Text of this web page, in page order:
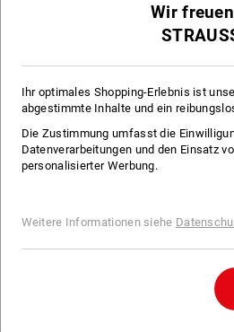
Wir
Ihr optimales Shopping-Erlebnis ist
abgestimmte Inhalte und ein
Die Zustimmung umfasst die
Datenverarbeitungen und den Einsatz
personalisierter Werbung.
Weitere Informationen siehe